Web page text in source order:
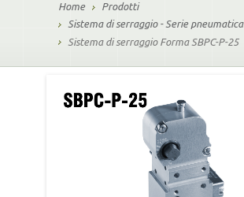
Home
Prodotti
Sistema di serraggio - Serie pneumatica
Sistema di serraggio Forma SBPC-P-25